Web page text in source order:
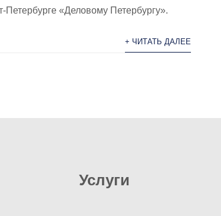
Петербурге «Деловому Петербургу».
+ ЧИТАТЬ ДАЛЕЕ
Услуги